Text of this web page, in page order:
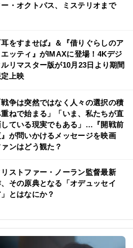
ー・オクトパス、ミステリオまで
耳をすませば』＆『借りぐらしのア
エッティ』がIMAXに登場！4Kデジ
ルリマスター版が10月23日より期間
定上映
戦争は突然ではなく人々の選択の積
ねで始まる」「いま、私たちが直
ている現実でもある」…『開戦前
が問いかけるメッセージを映画
ァンはどう観た？
リストファー・ノーラン監督最新
その原典となる「オデュッセイ
とはなにか？